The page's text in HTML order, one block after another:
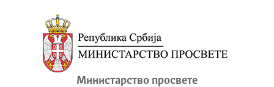
Министарство просвете